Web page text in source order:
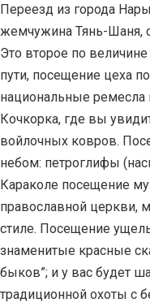
Переезд из города
жемчужина Тянь-Шаня,
Это второе по
пути, посещение цеха
национальные
Кочкорка, где вы
войлочных ковров.
небом: петроглифы
Караколе посещение
православной церкви,
стиле. Посещение
знаменитые красные
быков”; и у вас будет
традиционной охоты с